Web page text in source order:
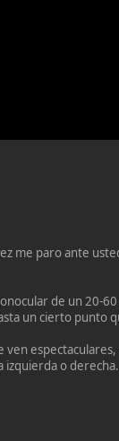
me paro ante
de un 20-
un cierto punto
izquierda o